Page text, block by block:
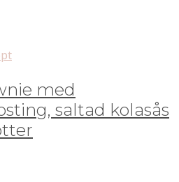
med
saltad kolasås